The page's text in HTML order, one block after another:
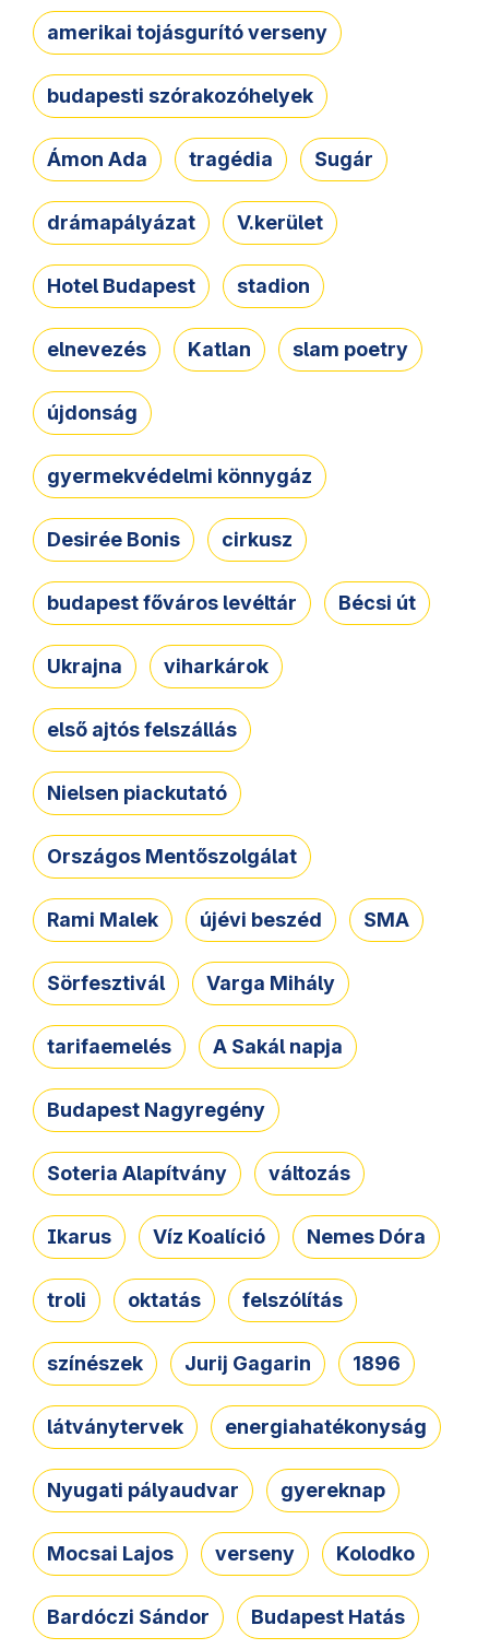
amerikai tojásgurító verseny
budapesti szórakozóhelyek
Ámon Ada tragédia Sugár
drámapályázat V.kerület
Hotel Budapest stadion
elnevezés Katlan slam poetry
újdonság
gyermekvédelmi könnygáz
Desirée Bonis cirkusz
budapest főváros levéltár Bécsi út
Ukrajna viharkárok
első ajtós felszállás
Nielsen piackutató
Országos Mentőszolgálat
Rami Malek újévi beszéd SMA
Sörfesztivál Varga Mihály
tarifaemelés A Sakál napja
Budapest Nagyregény
Soteria Alapítvány változás
Ikarus Víz Koalíció Nemes Dóra
troli oktatás felszólítás
színészek Jurij Gagarin 1896
látványtervek energiahatékonyság
Nyugati pályaudvar gyereknap
Mocsai Lajos verseny Kolodko
Bardóczi Sándor Budapest Hatás